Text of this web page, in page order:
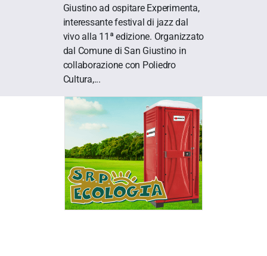
Giustino ad ospitare Experimenta,
interessante festival di jazz dal
vivo alla 11ª edizione. Organizzato
dal Comune di San Giustino in
collaborazione con Poliedro
Cultura,...